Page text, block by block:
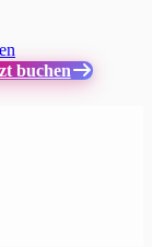
buchen